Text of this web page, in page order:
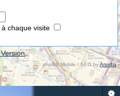
chaque visite
phpBB Mobile / SEO byArtodia .